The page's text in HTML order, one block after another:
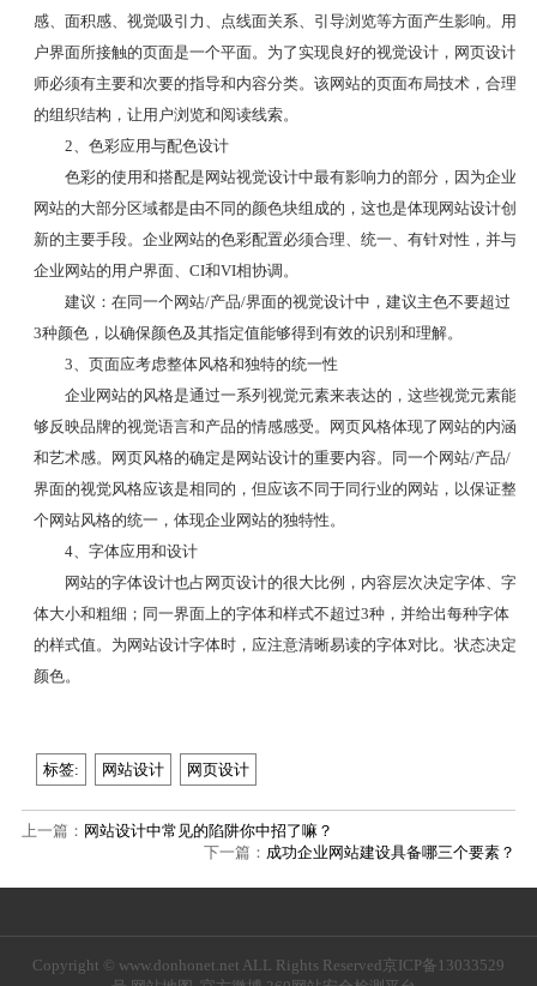
感、面积感、视觉吸引力、点线面关系、引导浏览等方面产生影响。用
户界面所接触的页面是一个平面。为了实现良好的视觉设计，网页设计
师必须有主要和次要的指导和内容分类。该网站的页面布局技术，合理
的组织结构，让用户浏览和阅读线索。
2、色彩应用与配色设计
色彩的使用和搭配是网站视觉设计中最有影响力的部分，因为企业
网站的大部分区域都是由不同的颜色块组成的，这也是体现网站设计创
新的主要手段。企业网站的色彩配置必须合理、统一、有针对性，并与
企业网站的用户界面、CI和VI相协调。
建议：在同一个网站/产品/界面的视觉设计中，建议主色不要超过
3种颜色，以确保颜色及其指定值能够得到有效的识别和理解。
3、页面应考虑整体风格和独特的统一性
企业网站的风格是通过一系列视觉元素来表达的，这些视觉元素能
够反映品牌的视觉语言和产品的情感感受。网页风格体现了网站的内涵
和艺术感。网页风格的确定是网站设计的重要内容。同一个网站/产品/
界面的视觉风格应该是相同的，但应该不同于同行业的网站，以保证整
个网站风格的统一，体现企业网站的独特性。
4、字体应用和设计
网站的字体设计也占网页设计的很大比例，内容层次决定字体、字
体大小和粗细；同一界面上的字体和样式不超过3种，并给出每种字体
的样式值。为网站设计字体时，应注意清晰易读的字体对比。状态决定
颜色。
标签: 网站设计 网页设计
上一篇： 网站设计中常见的陷阱你中招了嘛？
下一篇： 成功企业网站建设具备哪三个要素？
Copyright © www.donhonet.net ALL Rights Reserved京ICP备13033529